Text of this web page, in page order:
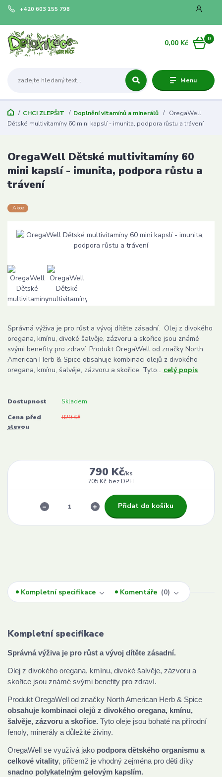
Menu
+420 603 155 798
0
0,00 Kč
CHCI ZLEPŠIT Doplnění vitamínů a minerálů
OregaWell
Dětské multivitamíny 60 mini kapslí - imunita, podpora růstu a trávení
OregaWell Dětské multivitamíny 60
mini kapslí - imunita, podpora růstu a
trávení
Akce
Správná výživa je pro růst a vývoj dítěte zásadní. Olej z divokého
oregana, kmínu, divoké šalvěje, zázvoru a skořice jsou známé
svými benefity pro zdraví. Produkt OregaWell od značky North
American Herb & Spice obsahuje kombinaci olejů z divokého
oregana, kmínu, šalvěje, zázvoru a skořice. Tyto... celý popis
Dostupnost Skladem
Cena před
slevou
829 Kč
790 Kč/ks
705 Kč bez DPH
Přidat do košíku
Kompletní specifikace Komentáře 0
Kompletní specifikace
Správná výživa je pro růst a vývoj dítěte zásadní.
Olej z divokého oregana, kmínu, divoké šalvěje, zázvoru a
skořice jsou známé svými benefity pro zdraví.
Produkt OregaWell od značky North American Herb & Spice
obsahuje kombinaci olejů z divokého oregana, kmínu,
šalvěje, zázvoru a skořice. Tyto oleje jsou bohaté na přírodní
fenoly, minerály a důležité živiny.
OregaWell se využívá jako podpora dětského organismu a
celkové vitality, přičemž je vhodný zejména pro děti díky
snadno polykatelným gelovým kapslím.